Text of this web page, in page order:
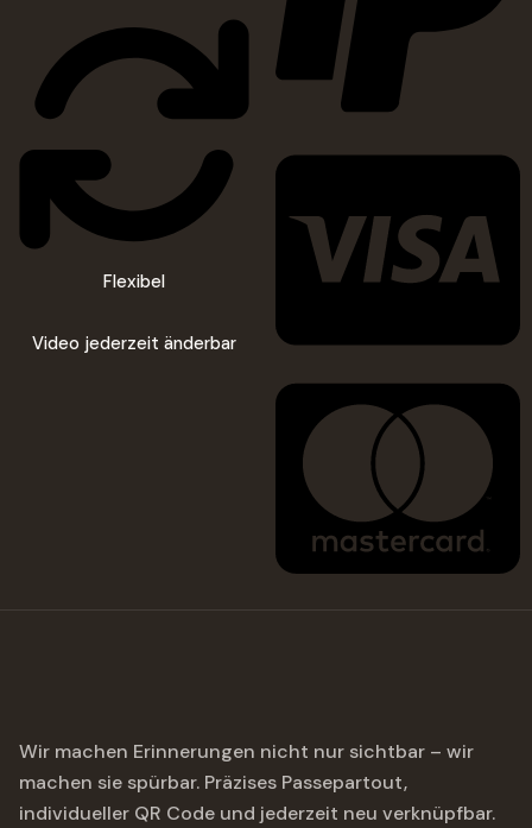
Flexibel
Video jederzeit änderbar
Wir machen Erinnerungen nicht nur sichtbar – wir
machen sie spürbar. Präzises Passepartout,
individueller QR Code und jederzeit neu verknüpfbar.